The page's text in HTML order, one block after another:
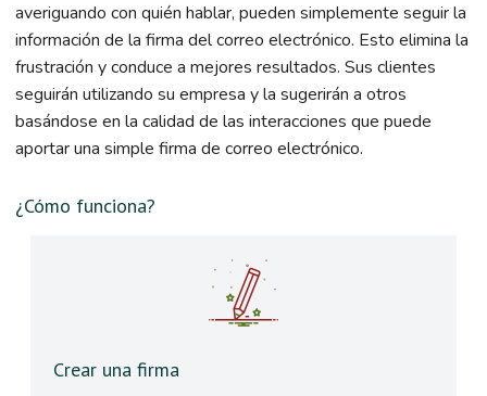
averiguando con quién hablar, pueden simplemente seguir la
información de la firma del correo electrónico. Esto elimina la
frustración y conduce a mejores resultados. Sus clientes
seguirán utilizando su empresa y la sugerirán a otros
basándose en la calidad de las interacciones que puede
aportar una simple firma de correo electrónico.
¿Cómo funciona?
Crear una firma